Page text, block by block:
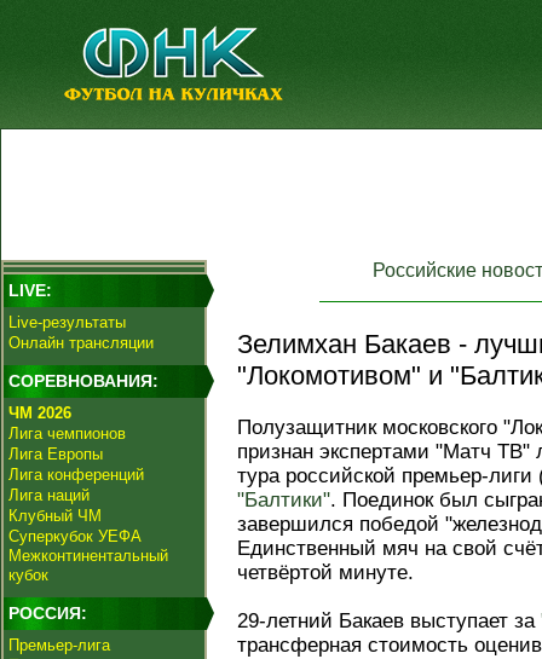
LIVE:
Live-результаты
Онлайн трансляции
СОРЕВНОВАНИЯ:
ЧМ 2026
Лига чемпионов
Лига Европы
Лига конференций
Лига наций
Клубный ЧМ
Суперкубок УЕФА
Межконтинентальный
кубок
РОССИЯ:
Премьер-лига
Российские
Зелимхан Бакаев -
"Локомотивом" и
Полузащитник московского
признан экспертами "Матч
тура российской
"Балтики". Поединок был
завершился победой
Единственный мяч на свой
четвёртой минуте.
29-летний Бакаев выступает за
трансферная стоимость